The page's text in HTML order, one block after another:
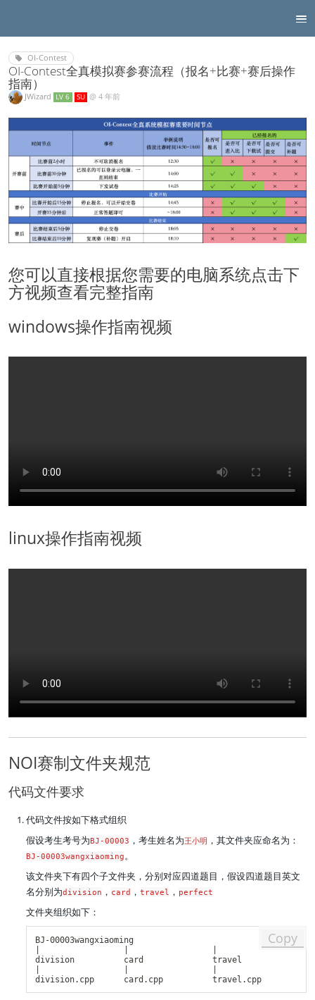
OI-Contest
OI-Contest全真模拟赛参赛流程（报名+比赛+赛后操作
指南）
JWizard LV 6 SU @4 年前
您可以直接根据您需要的电脑系统点击下
方视频查看完整指南
windows操作指南视频
linux操作指南视频
NOI赛制文件夹规范
代码文件要求
代码文件按如下格式组织
假设考生考号为BJ-00003 ，考生姓名为王小明 ，其文件夹应命名为：
BJ-00003wangxiaoming 。
该文件夹下有四个子文件夹，分别对应四道题目，假设四道题目英文
名分别为division ， card ， travel ， perfect
文件夹组织如下：
BJ-00003wangxiaoming
|                 |                 |
division          card              travel
Copy